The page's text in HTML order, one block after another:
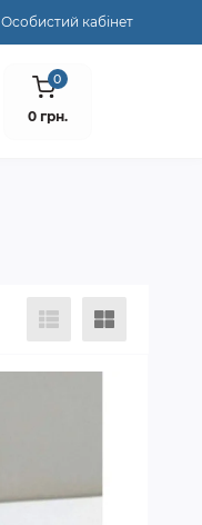
Особистий кабінет
0
0 грн.